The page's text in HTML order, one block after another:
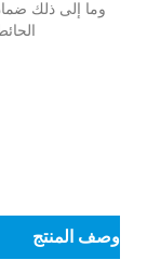
وما إلى ذلك
وصف المنتج